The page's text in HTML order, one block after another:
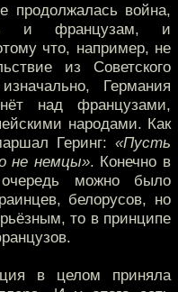
продолжалась война,
и французам, и
что, например, не
из Советского
Германия
над французами,
народами. Как
Геринг: «Пусть
не немцы». Конечно в
можно было
белорусов, но
то в принципе
в целом приняла